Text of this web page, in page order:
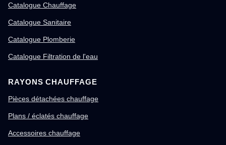
Catalogue Chauffage
Catalogue Sanitaire
Catalogue Plomberie
Catalogue Filtration de l'eau
RAYONS CHAUFFAGE
Pièces détachées chauffage
Plans / éclatés chauffage
Accessoires chauffage